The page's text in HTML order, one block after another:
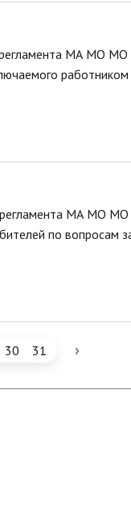
МА МО МО
МА МО МО
по вопросам
30 31 ›